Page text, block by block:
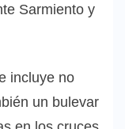
Sarmiento y
incluye no
un bulevar